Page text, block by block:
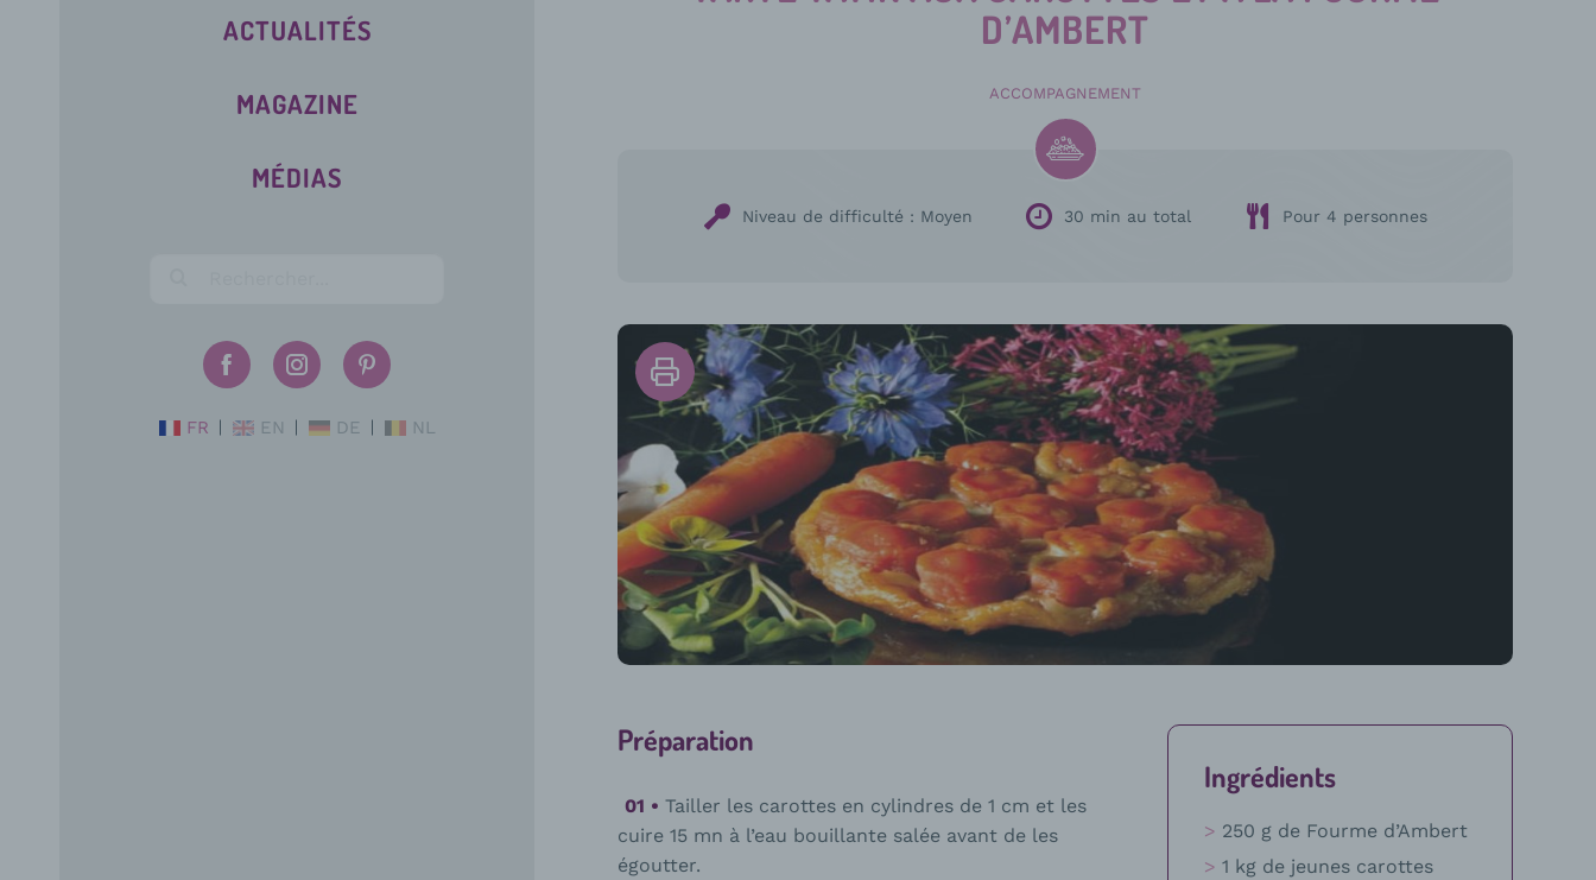
ACTUALITÉS
MAGAZINE
MÉDIAS
FR EN DE NL
D’AMBERT
ACCOMPAGNEMENT
Niveau de difficulté : Moyen 30 min au total Pour 4 personnes
Imprimer
recette
Ingrédients
250 g de Fourme d’Ambert
1 kg de jeunes carottes
Préparation
Tailler les carottes en cylindres de 1 cm et les
cuire 15 mn à l’eau bouillante salée avant de les
égoutter.